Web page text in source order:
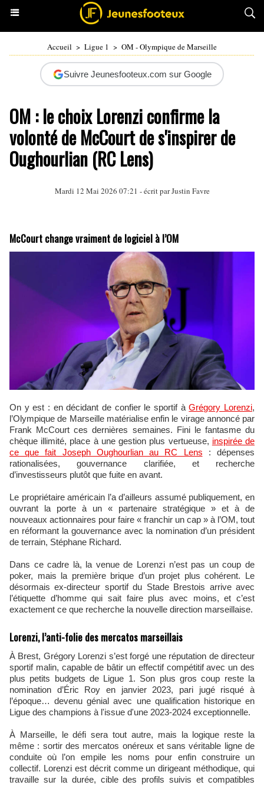
Accueil > Ligue 1 > OM - Olympique de Marseille
Suivre Jeunesfooteux.com sur Google
OM : le choix Lorenzi confirme la
volonté de McCourt de s'inspirer de
Oughourlian (RC Lens)
Mardi 12 Mai 2026 07:21 - écrit parJustin Favre
McCourt change vraiment de logiciel à l’OM
On y est : en décidant de confier le sportif àGrégory Lorenzi,
l’Olympique de Marseille matérialise enfin le virage annoncé par
Frank McCourt ces dernières semaines. Fini le fantasme du
chèque illimité, place à une gestion plus vertueuse, inspirée de
ce que fait Joseph Oughourlian au RC Lens : dépenses
rationalisées, gouvernance clarifiée, et recherche
d’investisseurs plutôt que fuite en avant.
Le propriétaire américain l’a d’ailleurs assumé publiquement, en
ouvrant la porte à un « partenaire stratégique » et à de
nouveaux actionnaires pour faire « franchir un cap » à l’OM, tout
en réformant la gouvernance avec la nomination d’un président
de terrain, Stéphane Richard.
Dans ce cadre là, la venue de Lorenzi n’est pas un coup de
poker, mais la première brique d’un projet plus cohérent. Le
désormais ex‑directeur sportif du Stade Brestois arrive avec
l’étiquette d’homme qui sait faire plus avec moins, et c’est
exactement ce que recherche la nouvelle direction marseillaise.
Lorenzi, l’anti-folie des mercatos marseillais
À Brest, Grégory Lorenzi s’est forgé une réputation de directeur
sportif malin, capable de bâtir un effectif compétitif avec un des
plus petits budgets de Ligue 1. Son plus gros coup reste la
nomination d’Éric Roy en janvier 2023, pari jugé risqué à
l’époque… devenu génial avec une qualification historique en
Ligue des champions à l'issue d'une 2023‑2024 exceptionnelle.
À Marseille, le défi sera tout autre, mais la logique reste la
même : sortir des mercatos onéreux et sans véritable ligne de
conduite où l’on empile les noms pour enfin construire un
collectif. Lorenzi est décrit comme un dirigeant méthodique, qui
travaille sur la durée, cible des profils suivis et compatibles